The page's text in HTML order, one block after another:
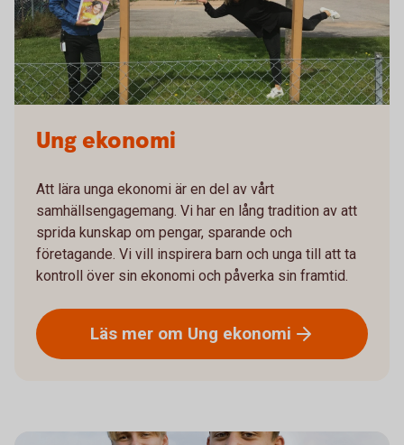
Ung ekonomi
Att lära unga ekonomi är en del av vårt
samhällsengagemang. Vi har en lång tradition av att
sprida kunskap om pengar, sparande och
företagande. Vi vill inspirera barn och unga till att ta
kontroll över sin ekonomi och påverka sin framtid.
Läs mer om Ung ekonomi